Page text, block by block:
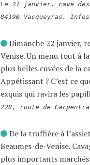
Le 21 janvier, cave des
84190 Vacqueyras.
Dimanche 22 janvier,
Venise. Un menu tout à
plus belles cuvées de la
Appétissant ? C’est ce
exquis qui ravira les
228, route de
De la truffière à
Beaumes-de-Venise.
plus importants